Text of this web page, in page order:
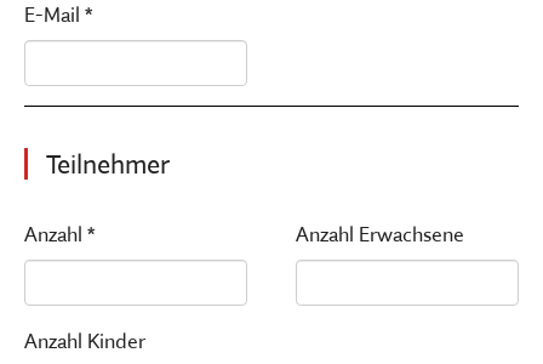
E-Mail *
Teilnehmer
Anzahl * Anzahl Erwachsene
Anzahl Kinder